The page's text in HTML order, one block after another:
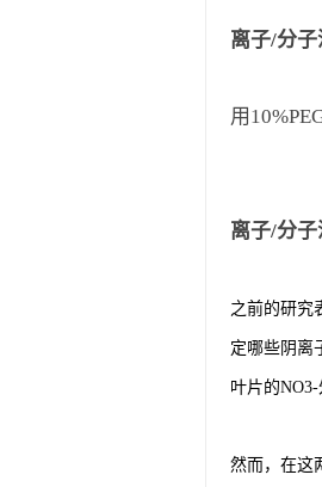
离子/分
用
离子/分
之前的研究
定哪些阴离
叶片的NO3-
然而，在这